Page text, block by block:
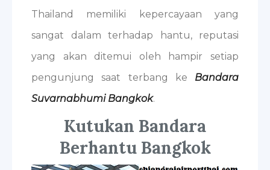
Thailand memiliki kepercayaan yang
sangat dalam terhadap hantu, reputasi
yang akan ditemui oleh hampir setiap
pengunjung saat terbang ke Bandara
Suvarnabhumi Bangkok.
Kutukan Bandara
Berhantu Bangkok